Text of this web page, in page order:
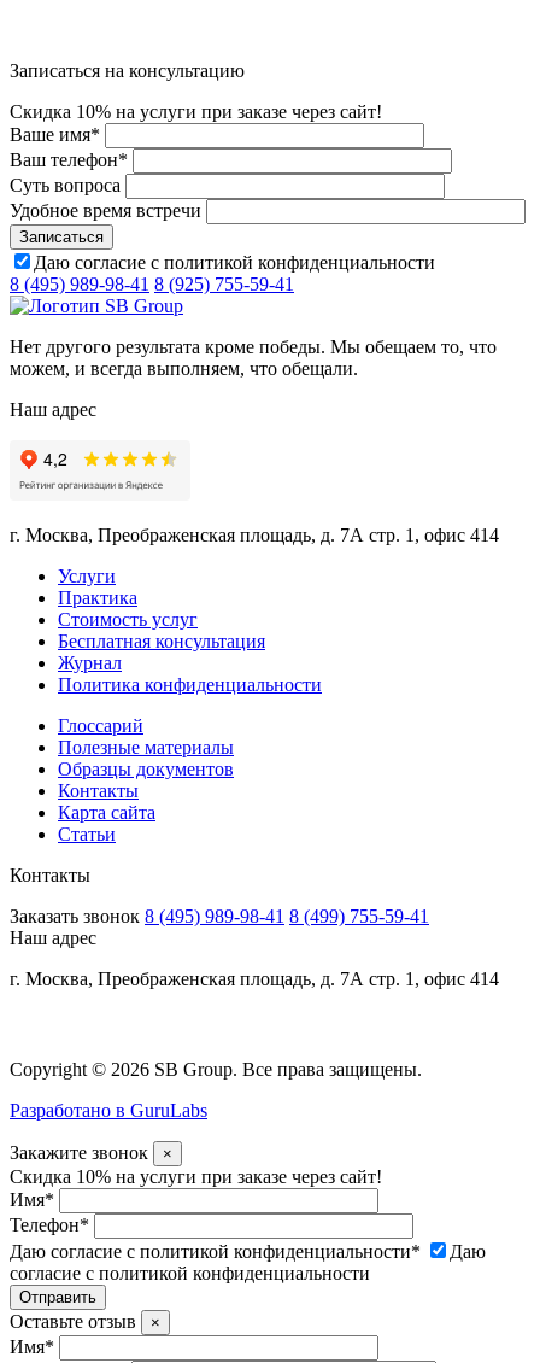
Записаться на консультацию
Скидка 10% на услуги при заказе через сайт!
Ваше имя*
Ваш телефон*
Суть вопроса
Удобное время встречи
Даю согласие с политикой конфиденциальности
8 (495) 989-98-41 8 (925) 755-59-41
Нет другого результата кроме победы. Мы обещаем то, что
можем, и всегда выполняем, что обещали.
Наш адрес
г. Москва, Преображенская площадь, д. 7А стр. 1, офис 414
Услуги
Практика
Стоимость услуг
Бесплатная консультация
Журнал
Политика конфиденциальности
Глоссарий
Полезные материалы
Образцы документов
Контакты
Карта сайта
Статьи
Контакты
Заказать звонок 8 (495) 989-98-41 8 (499) 755-59-41
Наш адрес
г. Москва, Преображенская площадь, д. 7А стр. 1, офис 414
Copyright © 2026 SB Group. Все права защищены.
Разработано в GuruLabs
Закажите звонок ×
Скидка 10% на услуги при заказе через сайт!
Имя*
Телефон*
Даю согласие с политикой конфиденциальности*
Даю
согласие с политикой конфиденциальности
Оставьте отзыв ×
Имя*